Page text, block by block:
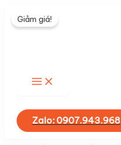
tới
kiếmZalo: 0907.943.968
Giảm giá!